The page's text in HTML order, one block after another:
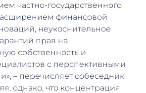
частно-государственного
финансовой
неукоснительное
прав на
собственность и
с перспективными
– перечисляет собеседник
однако, что концентрация